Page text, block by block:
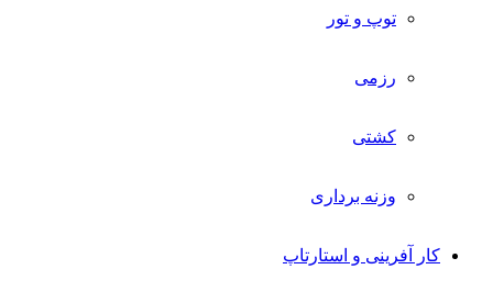
توپ و تور
رزمی
کشتی
وزنه برداری
کار آفرینی و استارتاپ